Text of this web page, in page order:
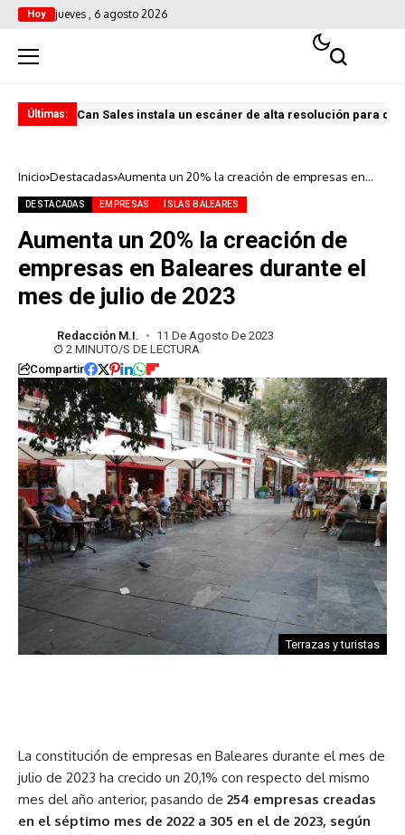
Hoy jueves , 6 agosto 2026
Últimas: Can Sales instala un escáner de alta resolución para
Inicio Destacadas Aumenta un 20% la creación de empresas en
DESTACADAS EMPRESAS ISLAS BALEARES
Aumenta un 20% la creación de
empresas en Baleares durante el
mes de julio de 2023
Redacción M.I.
11 De Agosto De 2023
2 MINUTO/S DE LECTURA
Compartir
Terrazas y turistas
La constitución de empresas en Baleares durante el mes de
julio de 2023 ha crecido un 20,1% con respecto del mismo
mes del año anterior, pasando de 254 empresas creadas
en el séptimo mes de 2022 a 305 en el de 2023, según